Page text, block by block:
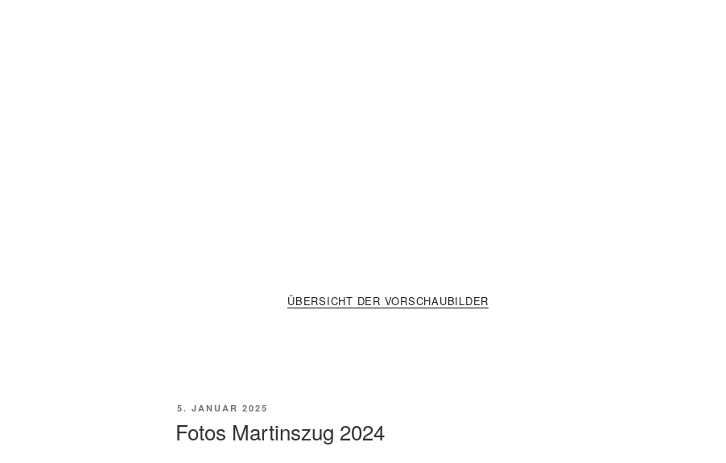
ÜBERSICHT DER VORSCHAUBILDER
VERÖFFENTLICHT
5. JANUAR 2025
Fotos Martinszug 2024